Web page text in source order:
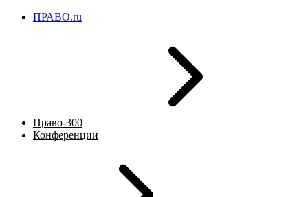
ПРАВО.ru
Право-300
Конференции